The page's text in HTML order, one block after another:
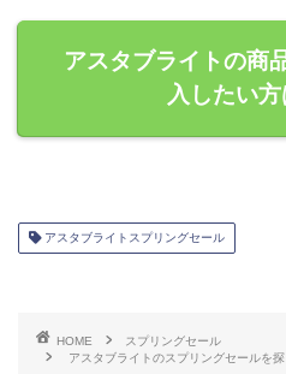
アスタブライトの商
入したい
アスタブライトスプリングセール
HOME
スプリングセール
アスタブライトのスプリングセールを